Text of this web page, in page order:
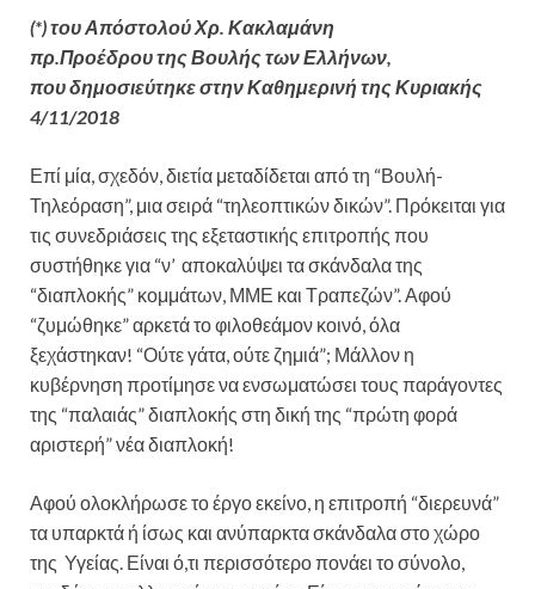
(*) του Απόστολού Χρ. Κακλαμάνη
πρ.Προέδρου της Βουλής των Ελλήνων,
που δημοσιεύτηκε στην Καθημερινή της Κυριακής
4/11/2018
Επί μία, σχεδόν, διετία μεταδίδεται από τη “Βουλή-
Τηλεόραση”, μια σειρά “τηλεοπτικών δικών”. Πρόκειται για
τις συνεδριάσεις της εξεταστικής επιτροπής που
συστήθηκε για “ν’ αποκαλύψει τα σκάνδαλα της
“διαπλοκής” κομμάτων, ΜΜΕ και Τραπεζών”. Αφού
“ζυμώθηκε” αρκετά το φιλοθεάμον κοινό, όλα
ξεχάστηκαν! “Ούτε γάτα, ούτε ζημιά”; Μάλλον η
κυβέρνηση προτίμησε να ενσωματώσει τους παράγοντες
της “παλαιάς” διαπλοκής στη δική της “πρώτη φορά
αριστερή” νέα διαπλοκή!
Αφού ολοκλήρωσε το έργο εκείνο, η επιτροπή “διερευνά”
τα υπαρκτά ή ίσως και ανύπαρκτα σκάνδαλα στο χώρο
της Υγείας. Είναι ό,τι περισσότερο πονάει το σύνολο,